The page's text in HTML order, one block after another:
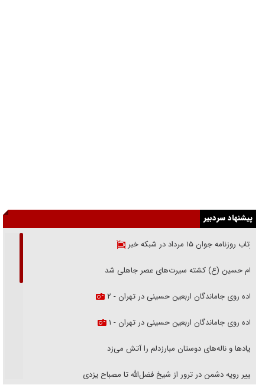
پیشنهاد سردبیر
بازتاب روزنامه جوان ۱۵ مرداد در شبکه خبر
امام حسین (ع) کشته سیرت‌های عصر جاهلی شد
پیاده روی جاماندگان اربعین حسینی در تهران - ۲
پیاده روی جاماندگان اربعین حسینی در تهران - ۱
فریاد‌ها و ناله‌های دوستان مبارزدلم را آتش می‌زد
تغییر رویه دشمن در ترور از شیخ فضل‌الله تا مصباح یزدی